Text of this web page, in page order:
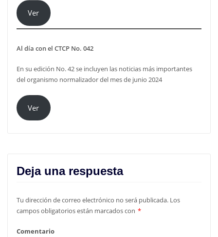
Ver
Al día con el CTCP No. 042
En su edición No. 42 se incluyen las noticias más importantes
del organismo normalizador del mes de junio 2024
Ver
Deja una respuesta
Tu dirección de correo electrónico no será publicada. Los
campos obligatorios están marcados con *
Comentario